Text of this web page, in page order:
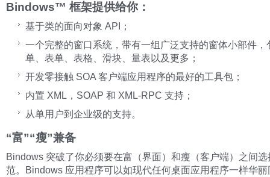
Bindows™ 框架提供给你：
基于类的面向对象 API；
一个完整的窗口系统，带有一组广泛支持的窗体小部件，
单、表单、表格、滑块、量表以及更多；
开发零接触 SOA 客户端应用程序的最好的工具包；
内置 XML，SOAP 和 XML-RPC 支持；
从单用户到企业级的支持。
“富”“瘦”兼备
Bindows 突破了你必须要在富（界面）和瘦（客户端）之间选
范。Bindows 应用程序可以如现代任何桌面应用程序一样华